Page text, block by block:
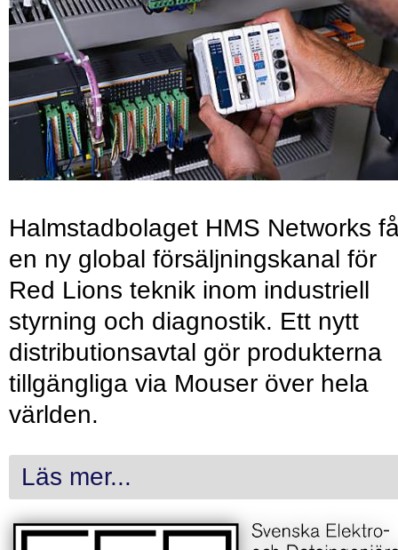
Halmstadbolaget HMS Networks
en ny global försäljningskanal för
Red Lions teknik inom industriell
styrning och diagnostik. Ett nytt
distributionsavtal gör produkterna
tillgängliga via Mouser över hela
världen.
Läs mer...